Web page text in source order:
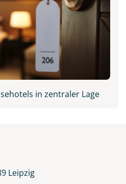
- stock.adobe.com
in zentraler Lage
Leipzig